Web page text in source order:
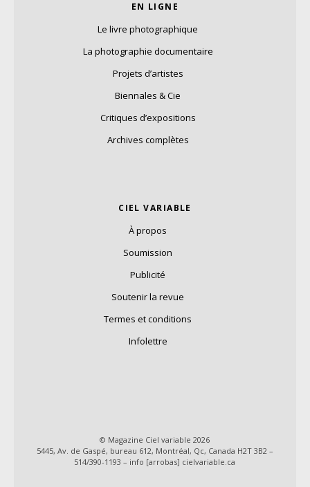
EN LIGNE
Le livre photographique
La photographie documentaire
Projets d’artistes
Biennales & Cie
Critiques d’expositions
Archives complètes
CIEL VARIABLE
À propos
Soumission
Publicité
Soutenir la revue
Termes et conditions
Infolettre
© Magazine Ciel variable 2026
5445, Av. de Gaspé, bureau 612, Montréal, Qc, Canada H2T 3B2 –
514/390-1193 – info [arrobas] cielvariable.ca